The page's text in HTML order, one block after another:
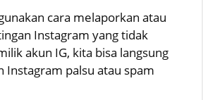
cara melaporkan atau
Instagram yang tidak
akun IG, kita bisa langsung
Instagram palsu atau spam